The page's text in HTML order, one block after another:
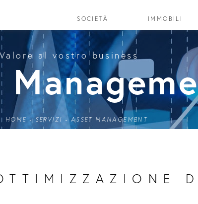
SOCIETÀ IMMOBILI
SOCIETÀ IMMOBILI
Valore al vostro business
HOME - SERVIZI - ASSET MANAGEMENT